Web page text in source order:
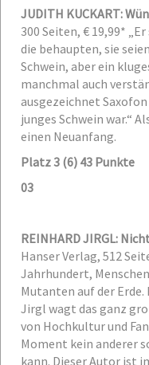
JUDITH KUCKART:
300 Seiten, € 19,99*
die behaupten, sie
Schwein, aber ein
manchmal auch
ausgezeichnet
junges Schwein war.“
einen Neuanfang.
Platz 3 (6) 43 Punkte
03
REINHARD JIRGL:
Hanser Verlag, 512
Jahrhundert,
Mutanten auf der
Jirgl wagt das ganz
von Hochkultur und
Moment kein anderer
kann. Dieser Autor ist